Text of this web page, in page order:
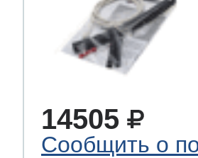
14505
Сообщить о